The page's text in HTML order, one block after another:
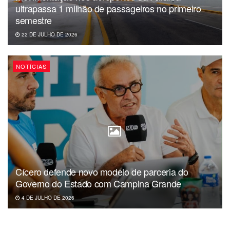
de voltar a atuar na Corregedoria Nacional de Justiça”,
finalizou.
Atuação na Corregedoria Nacional – No período de 2010 a
2012, a desembargadora Agamenilde Dias atuou no
Conselho Nacional de Justiça, na condição de juíza
auxiliar da Corregedoria-Geral de Justiça do CNJ,
na época, da gestão da ministra Eliana Calmon
(corregedora-geral).
ultrapassa 1 milhão de passageiros no primeiro
semestre
22 DE JULHO DE 2026
NOTÍCIAS
Cícero defende novo modelo de parceria do
Governo do Estado com Campina Grande
4 DE JULHO DE 2026